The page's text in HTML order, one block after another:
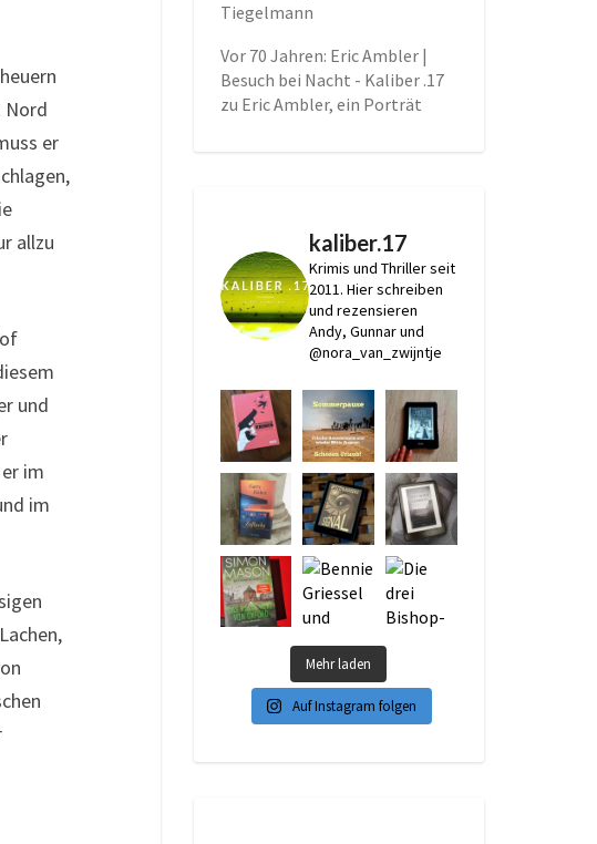
Nord
er
allzu
und
im
im
Tiegelmann
Vor 70 Jahren: Eric Ambler |
Besuch bei Nacht - Kaliber .17
zu Eric Ambler, ein Porträt
kaliber.17
Krimis und Thriller seit
2011. Hier schreiben
und rezensieren
Andy, Gunnar und
@nora_van_zwijntje
Mehr laden
Auf Instagram folgen